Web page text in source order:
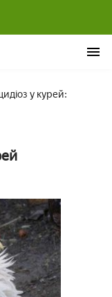
у курей: